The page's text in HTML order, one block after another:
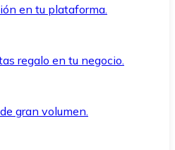
en tu plataforma.
regalo en tu negocio.
gran volumen.